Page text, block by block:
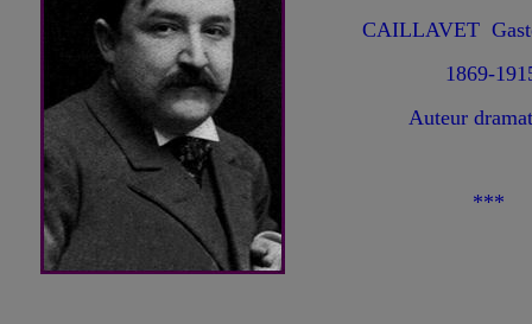
CAILLAVET
1869-
Auteur
***